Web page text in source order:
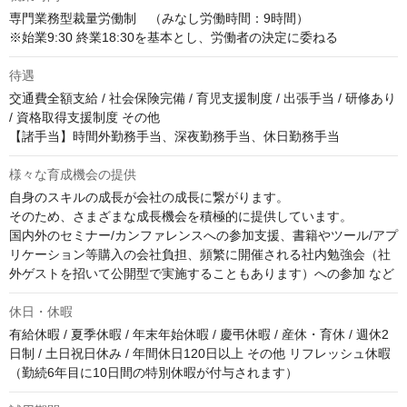
専門業務型裁量労働制　（みなし労働時間：9時間）
※始業9:30 終業18:30を基本とし、労働者の決定に委ねる
待遇
交通費全額支給 / 社会保険完備 / 育児支援制度 / 出張手当 / 研修あり
/ 資格取得支援制度 その他
【諸手当】時間外勤務手当、深夜勤務手当、休日勤務手当
様々な育成機会の提供
自身のスキルの成長が会社の成長に繋がります。
そのため、さまざまな成長機会を積極的に提供しています。
国内外のセミナー/カンファレンスへの参加支援、書籍やツール/アプ
リケーション等購入の会社負担、頻繁に開催される社内勉強会（社
外ゲストを招いて公開型で実施することもあります）への参加 など
休日・休暇
有給休暇 / 夏季休暇 / 年末年始休暇 / 慶弔休暇 / 産休・育休 / 週休2
日制 / 土日祝日休み / 年間休日120日以上 その他 リフレッシュ休暇
（勤続6年目に10日間の特別休暇が付与されます）